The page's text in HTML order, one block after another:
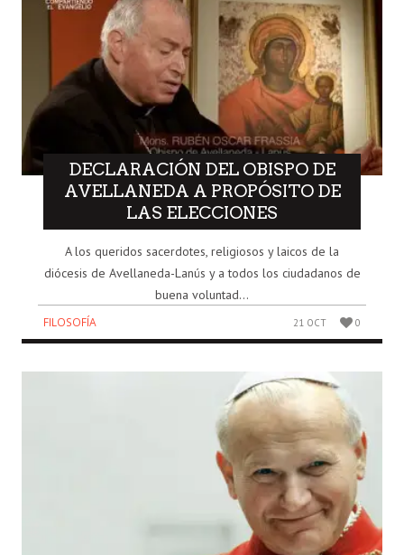
DECLARACIÓN DEL OBISPO DE
AVELLANEDA A PROPÓSITO DE
LAS ELECCIONES
A los queridos sacerdotes, religiosos y laicos de la
diócesis de Avellaneda-Lanús y a todos los ciudadanos de
buena voluntad...
FILOSOFÍA 21 OCT 0